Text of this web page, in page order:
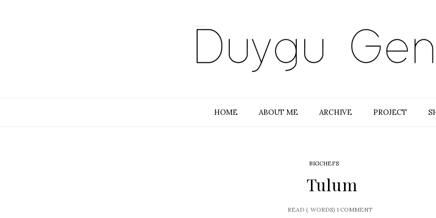
HOME ABOUT ME ARCHIVE PROJECT
BIGCHEFS
Tulum
READ ( WORDS) 1 COMMENT